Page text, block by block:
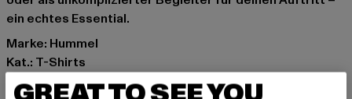
ein echtes Essential.
Marke: Hummel
Kat.: T-Shirts
Farbe: schwarz